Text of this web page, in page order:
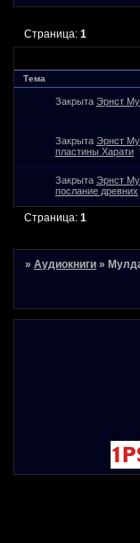
Страница:1
Тема
Закрыта Эрнст
Закрыта Эрнст
пластины Харати
Закрыта Эрнст
послание древних
Страница:1
»Аудиокниги »